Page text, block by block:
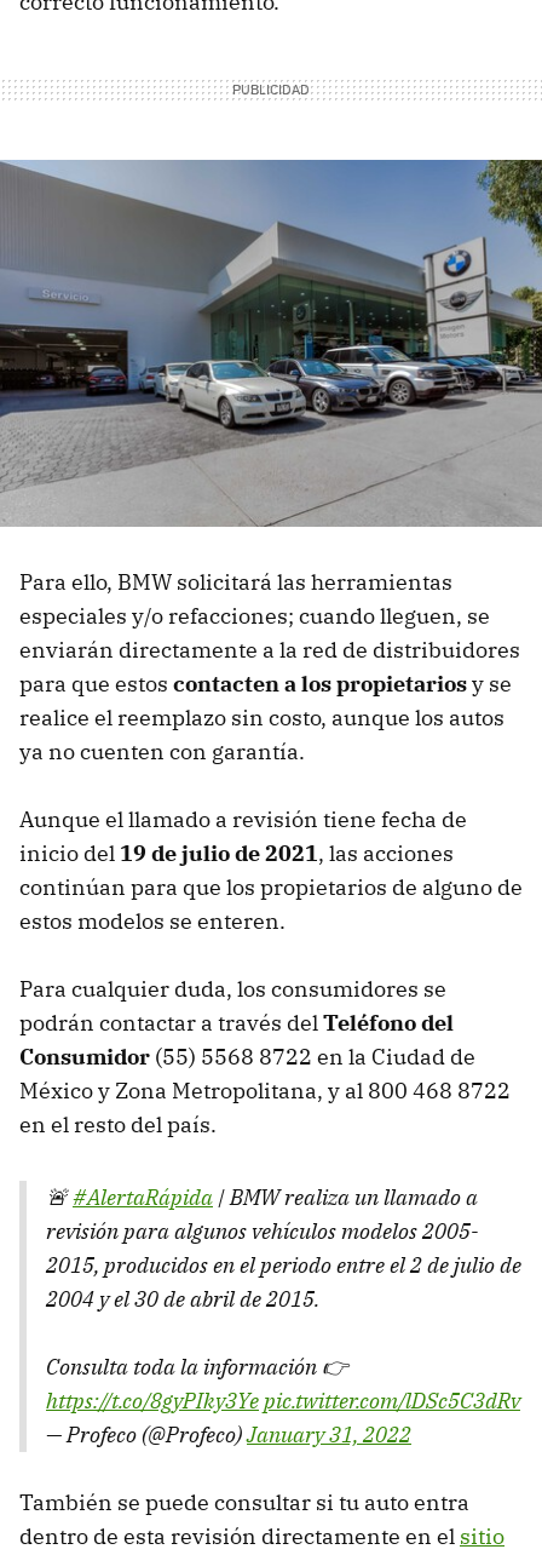
Para ello, BMW solicitará las herramientas
especiales y/o refacciones; cuando lleguen, se
enviarán directamente a la red de distribuidores
para que estos contacten a los propietariosy se
realice el reemplazo sin costo, aunque los autos
ya no cuenten con garantía.
Aunque el llamado a revisión tiene fecha de
inicio del 19 de julio de 2021, las acciones
continúan para que los propietarios de alguno de
estos modelos se enteren.
Para cualquier duda, los consumidores se
podrán contactar a través delTeléfono del
Consumidor (55) 5568 8722 en la Ciudad de
México y Zona Metropolitana, y al 800 468 8722
en el resto del país.
🚨#AlertaRápida | BMW realiza un llamado a
revisión para algunos vehículos modelos 2005-
2015, producidos en el periodo entre el 2 de julio de
2004 y el 30 de abril de 2015.
Consulta toda la información 👉
https://t.co/8gyPIky3Yepic.twitter.com/lDSc5C3dRv
— Profeco (@Profeco)January 31, 2022
También se puede consultar si tu auto entra
dentro de esta revisión directamente en el sitio